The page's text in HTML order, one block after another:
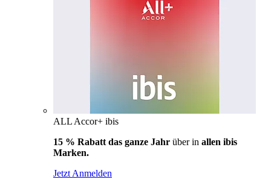
ALL Accor+ ibis
15 % Rabatt das ganze Jahr über in allen ibis
Marken.
Jetzt Anmelden